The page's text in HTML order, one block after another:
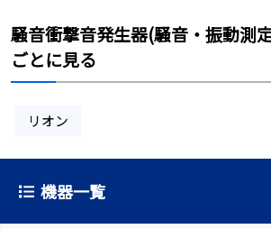
騒音衝撃音発生器(騒音・振動測
ごとに見る
リオン
機器一覧